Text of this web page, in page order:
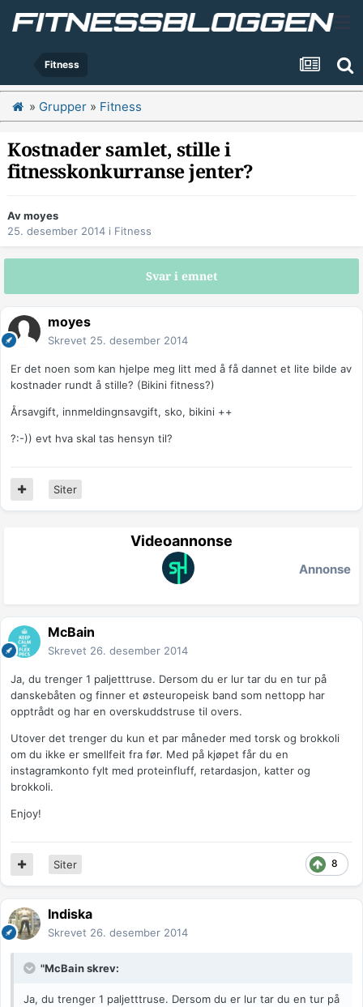
Fitness
» Grupper » Fitness
Kostnader samlet, stille i
fitnesskonkurranse jenter?
Avmoyes
25. desember 2014 i Fitness
Svar i emnet
moyes
Skrevet 25. desember 2014
Er det noen som kan hjelpe meg litt med å få dannet et lite bilde av
kostnader rundt å stille? (Bikini fitness?)
Årsavgift, innmeldingnsavgift, sko, bikini ++
?:-)) evt hva skal tas hensyn til?
Siter
Videoannonse
Annonse
McBain
Skrevet 26. desember 2014
Ja, du trenger 1 paljetttruse. Dersom du er lur tar du en tur på
danskebåten og finner et østeuropeisk band som nettopp har
opptrådt og har en overskuddstruse til overs.
Utover det trenger du kun et par måneder med torsk og brokkoli
om du ikke er smellfeit fra før. Med på kjøpet får du en
instagramkonto fylt med proteinfluff, retardasjon, katter og
brokkoli.
Enjoy!
8
Siter
Indiska
Skrevet 26. desember 2014
"McBain skrev:
Ja, du trenger 1 paljetttruse. Dersom du er lur tar du en tur på